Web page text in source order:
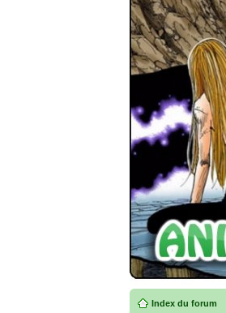
Index du forum